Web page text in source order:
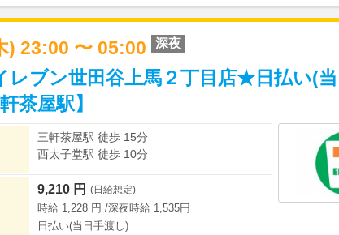
) 23:00 〜 05:00 深夜
レブン世田谷上馬２丁目店★日払い(
茶屋駅】
三軒茶屋駅 徒歩 15分
西太子堂駅 徒歩 10分
9,210 円 (日給想定)
時給 1,228 円 /深夜時給 1,535円
日払い(当日手渡し)